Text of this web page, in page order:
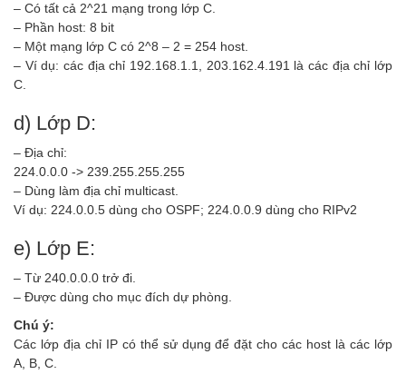
– Có tất cả 2^21 mạng trong lớp C.
– Phần host: 8 bit
– Một mạng lớp C có 2^8 – 2 = 254 host.
– Ví dụ: các địa chỉ 192.168.1.1, 203.162.4.191 là các địa chỉ lớp
C.
d) Lớp D:
– Địa chỉ:
224.0.0.0 -> 239.255.255.255
– Dùng làm địa chỉ multicast.
Ví dụ: 224.0.0.5 dùng cho OSPF; 224.0.0.9 dùng cho RIPv2
e) Lớp E:
– Từ 240.0.0.0 trở đi.
– Được dùng cho mục đích dự phòng.
Chú ý:
Các lớp địa chỉ IP có thể sử dụng để đặt cho các host là các lớp
A, B, C.